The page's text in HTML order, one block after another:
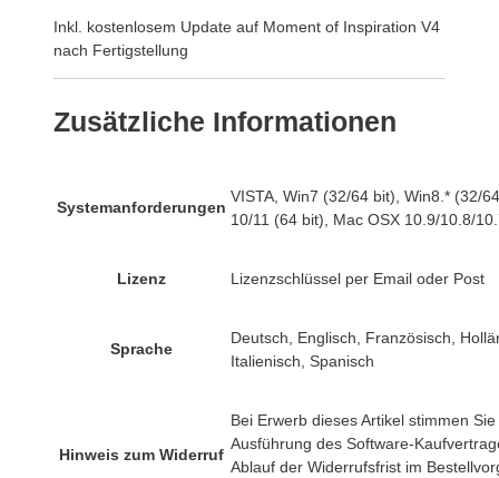
Inkl. kostenlosem Update auf Moment of Inspiration V4
nach Fertigstellung
Zusätzliche Informationen
Systemanforderungen
VISTA, Win7 (32/64 bit), Win8.* (32/
10/11 (64 bit), Mac OSX 10.9/10.8/
Lizenz Lizenzschlüssel per Email oder Post
Sprache
Deutsch, Englisch, Französisch,
Italienisch, Spanisch
Hinweis zum Widerruf
Bei Erwerb dieses Artikel stimmen
Ausführung des Software-
Ablauf der Widerrufsfrist im